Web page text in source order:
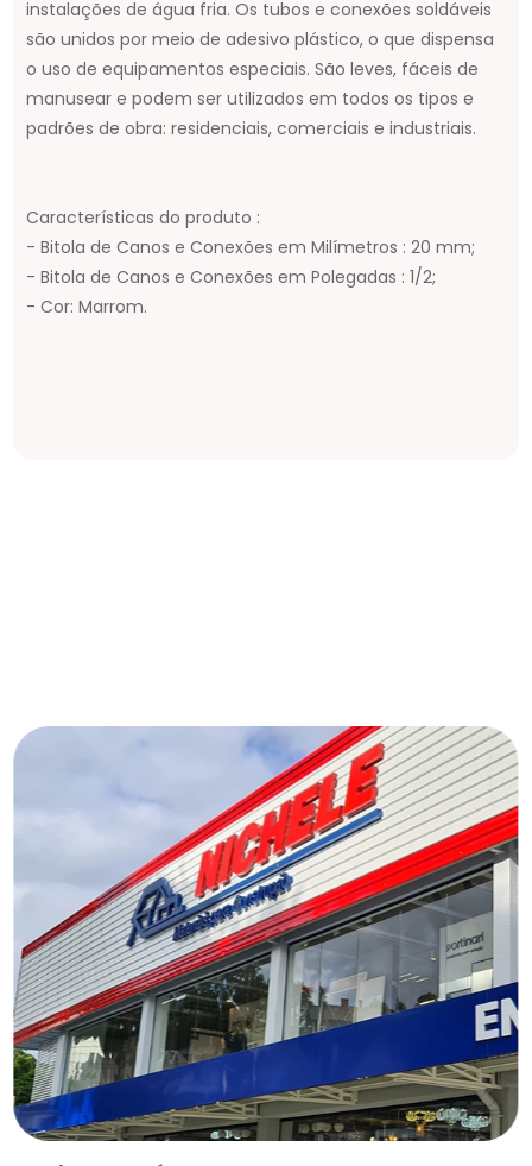
instalações de água fria. Os tubos e conexões soldáveis
são unidos por meio de adesivo plástico, o que dispensa
o uso de equipamentos especiais. São leves, fáceis de
manusear e podem ser utilizados em todos os tipos e
padrões de obra: residenciais, comerciais e industriais.
Características do produto :
- Bitola de Canos e Conexões em Milímetros : 20 mm;
- Bitola de Canos e Conexões em Polegadas : 1/2;
- Cor: Marrom.